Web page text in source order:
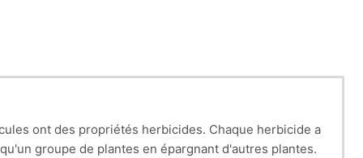
ont des propriétés herbicides. Chaque herbicide a
groupe de plantes en épargnant d'autres plantes.